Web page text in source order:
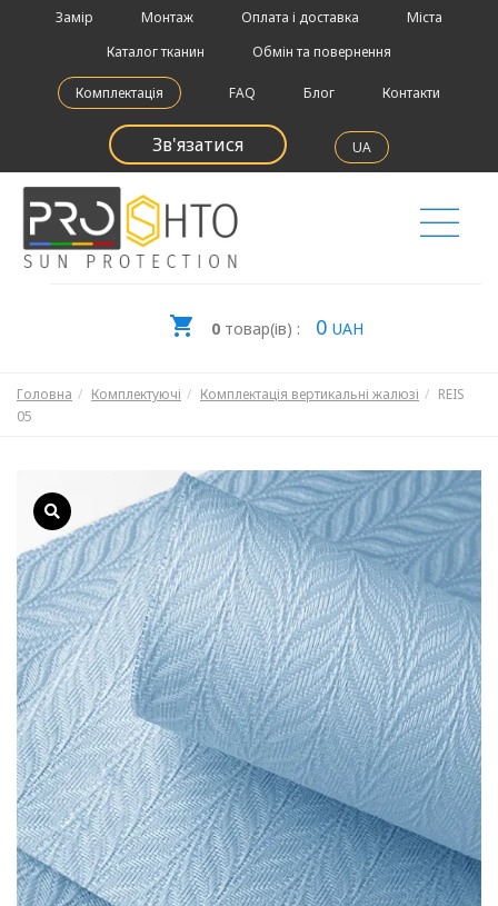
Замір Монтаж Оплата і доставка
Міста
Каталог тканин
Обмін та повернення
Комплектація FAQ Блог Контакти
Зв'язатися UA
0товар(ів) : 0 UAH
Головна Комплектуючі Комплектація вертикальні жалюзі
REIS
05